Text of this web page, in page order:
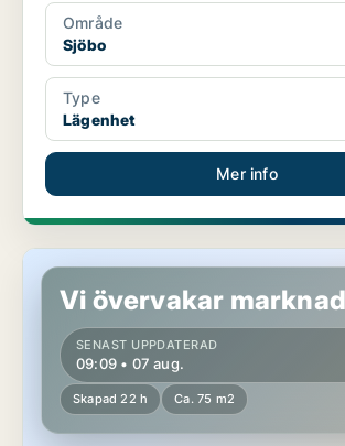
Område
Sjöbo
Type
Lägenhet
Mer info
Lägenhet i Sandviken
Vi övervakar
SENAST UPPDATERAD
09:09 • 07 aug.
Skapad 22 h Ca. 75 m2